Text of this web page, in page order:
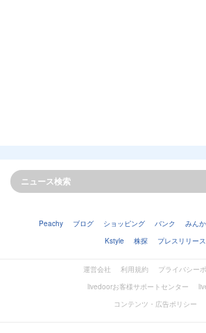
Peachy ブログ ショッピング バンク みん
Kstyle
株探 プレスリリース
運営会社 利用規約
プライバシー
livedoorお客様サポートセンター
コンテンツ・広告ポリシー